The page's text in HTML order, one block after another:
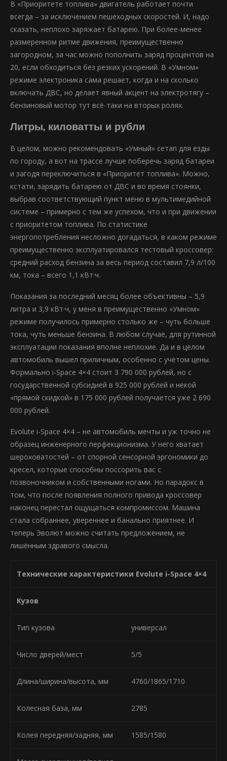
В «Приоритете топлива» двигатель работает почти
всегда – за исключением пешеходных скоростей. И, надо
сказать, неплохо заряжает батарею. При более-менее
размеренном ритме движения, преимущественно
загородном, за час можно пополнить заряд процентов на
20, если обходиться без резких ускорений. В «Умном»
режиме электроника сама решает, когда и на сколько
включать ДВС, но делает явный акцент на электротягу –
бензиновый мотор тут всё-таки на вторых ролях.
Литры, киловатты и рубли
В целом, можно рекомендовать «Умный» сетап для езды
по городу, а вот на трассе лучше поберечь заряд батареи
и загодя переключиться в «Приоритет топлива». Можно,
кстати, зарядить батарею от ДВС и во время стоянки,
выбрав соответствующий пункт меню в мультимедийной
системе – примерно с тем же успехом, что и при движении
с приоритетом топлива. По статистике
энергопотребления несложно догадаться, в каком режиме
преимущественно эксплуатировался тестовый кроссовер:
средний расход бензина за весь период составил 7,9 л/100
км, тока – всего 1,1 кВт·ч.
Показания за последний месяц более объективны – 5,9
литра и 3,9 кВт·ч, у меня в преимущественно «Умном»
режиме получилось примерно столько же – чуть больше
тока, чуть меньше бензина. В любом случае, для рутинной
эксплуатации показания вполне неплохие. Да и в целом
автомобиль вышел приличным, особенно с учётом цены.
Формально i-Space 4×4 стоит 3 790 000 рублей, но с
государственной субсидией в 925 000 рублей и некой
«прямой скидкой» в 175 000 рублей получается уже 2 690
000 рублей.
Evolute i-Space 4×4 – не автомобиль мечты и уж точно не
образец инженерного перфекционизма. У него хватает
шероховатостей – от спорной сенсорной эргономики до
кресел, которые способны поссорить вас с
позвоночником и собственными ногами. Но парадокс в
том, что после появления полного привода кроссовер
наконец перестал ощущаться компромиссом. Машина
стала собраннее, увереннее и банально приятнее. И
теперь Эволют можно считать предложением, не
лишённым здравого смысла.
Технические характеристики Evolute i-Space 4×4
Кузов
Тип кузова универсал
Число дверей/мест 5/5
Длина/ширина/высота, мм 4760/1865/1710
Колесная база, мм 2785
Колея передняя/задняя, мм 1585/1580